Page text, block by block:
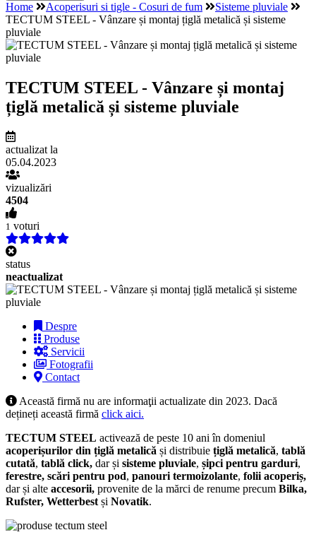
Home Acoperisuri si tigle - Cosuri de fum
Sisteme pluviale
TECTUM STEEL - Vânzare și montaj țiglă metalică și sisteme
pluviale
TECTUM STEEL - Vânzare și montaj
țiglă metalică și sisteme pluviale
actualizat la
05.04.2023
vizualizări
4504
1 voturi
status
neactualizat
Despre
Produse
Servicii
Fotografii
Contact
Această firmă nu are informaţii actualizate din 2023. Dacă
dețineți această firmă click aici.
TECTUM STEEL activează de peste 10 ani în domeniul
acoperișurilor din țiglă metalică și distribuie țiglă metalică, tablă
cutată, tablă click, dar și sisteme pluviale, șipci pentru garduri,
ferestre, scări pentru pod, panouri termoizolante, folii acoperiș,
dar și alte accesorii, provenite de la mărci de renume precum Bilka,
Rufster, Wetterbest și Novatik.